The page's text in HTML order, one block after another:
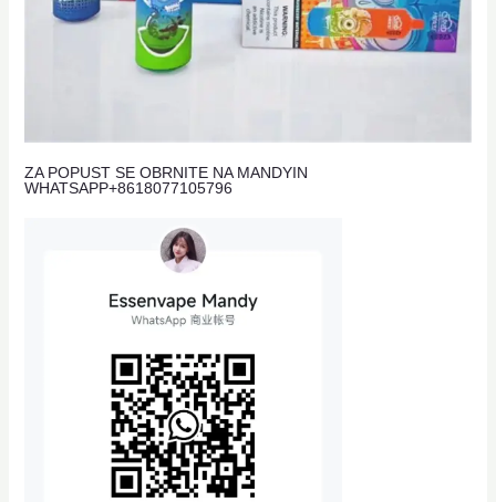
ZA POPUST SE OBRNITE NA MANDYIN
WHATSAPP+8618077105796